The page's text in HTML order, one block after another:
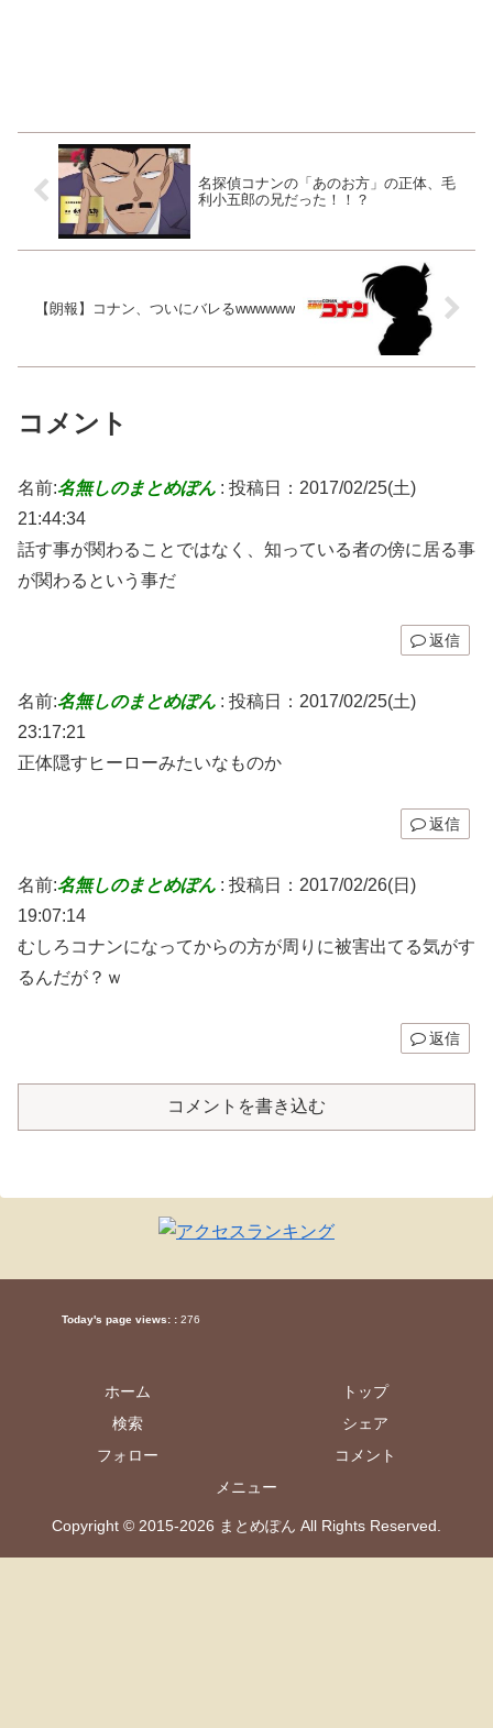
名探偵コナンの「あのお方」の正体、毛
利小五郎の兄だった！！？
【朗報】コナン、ついにバレるwwwwww
コメント
名前:名無しのまとめぽん : 投稿日：2017/02/25(土)
21:44:34
話す事が関わることではなく、知っている者の傍に居る事
が関わるという事だ
返信
名前:名無しのまとめぽん : 投稿日：2017/02/25(土)
23:17:21
正体隠すヒーローみたいなものか
返信
名前:名無しのまとめぽん : 投稿日：2017/02/26(日)
19:07:14
むしろコナンになってからの方が周りに被害出てる気がす
るんだが？ｗ
返信
コメントを書き込む
Today's page views: : 276
ホーム
トップ
検索
シェア
フォロー
コメント
メニュー
Copyright © 2015-2026 まとめぽん All Rights Reserved.